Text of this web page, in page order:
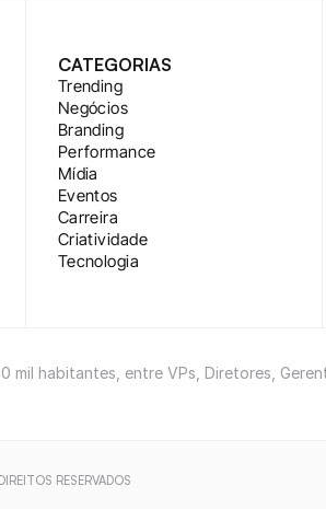
CATEGORIAS
Trending
Negócios
Branding
Performance
Mídia
Eventos
Carreira
Criatividade
Tecnologia
habitantes, entre VPs, Diretores,
RESERVADOS